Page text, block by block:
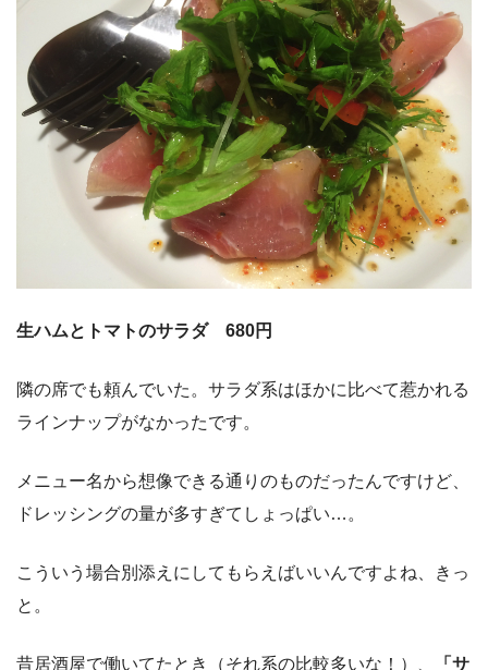
生ハムとトマトのサラダ 680円
隣の席でも頼んでいた。サラダ系はほかに比べて惹かれる
ラインナップがなかったです。
メニュー名から想像できる通りのものだったんですけど、
ドレッシングの量が多すぎてしょっぱい…。
こういう場合別添えにしてもらえばいいんですよね、きっ
と。
昔居酒屋で働いてたとき（それ系の比較多いな！）、 「サ